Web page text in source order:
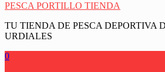
PESCA PORTILLO TIENDA
TU TIENDA DE PESCA DEPORTIVA
URDIALES
0